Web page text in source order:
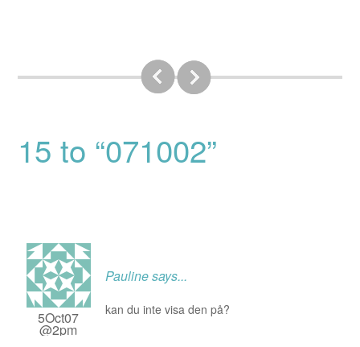
15 to “071002”
5Oct07
@2pm
Paulinesays...
kan du inte visa den på?